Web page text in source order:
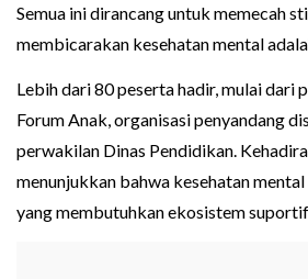
Semua ini dirancang untuk memecah
membicarakan kesehatan mental
Lebih dari 80 peserta hadir, mulai dari
Forum Anak, organisasi penyandang
perwakilan Dinas Pendidikan.
menunjukkan bahwa kesehatan
yang membutuhkan ekosistem